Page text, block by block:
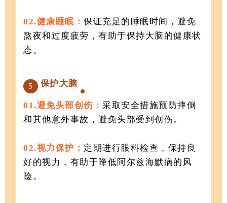
02.健康睡眠：保证充足的睡眠时间，避免
熬夜和过度疲劳，有助于保持大脑的健康状
态。
5 保护大脑
01.避免头部创伤：采取安全措施预防摔倒
和其他意外事故，避免头部受到创伤。
02.视力保护： 定期进行眼科检查，保持良
好的视力，有助于降低阿尔兹海默病的风
险。